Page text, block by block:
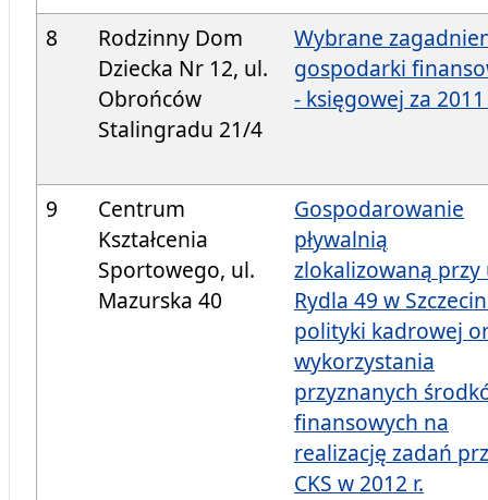
8
Rodzinny Dom
Dziecka Nr 12, ul.
Obrońców
Stalingradu 21/4
Wybrane
gospodarki
- księgowej za 2011
9
Centrum
Kształcenia
Sportowego, ul.
Mazurska 40
Gospodarowanie
pływalnią
zlokalizowaną przy
Rydla 49 w
polityki kadrowej
wykorzystania
przyznanych
finansowych na
realizację zadań
CKS w 2012 r.